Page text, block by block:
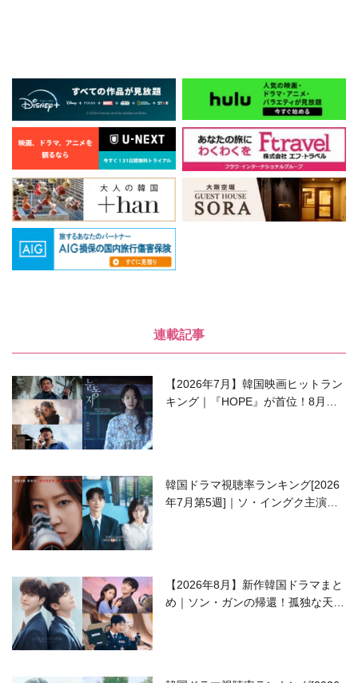
連載記事
【2026年7月】韓国映画ヒットラン
キング｜『HOPE』が首位！8月公
韓国ドラマ視聴率ランキング[2026
年7月第5週]｜ソ・イングク主演の
【2026年8月】新作韓国ドラマまと
め｜ソン・ガンの帰還！孤独な天才